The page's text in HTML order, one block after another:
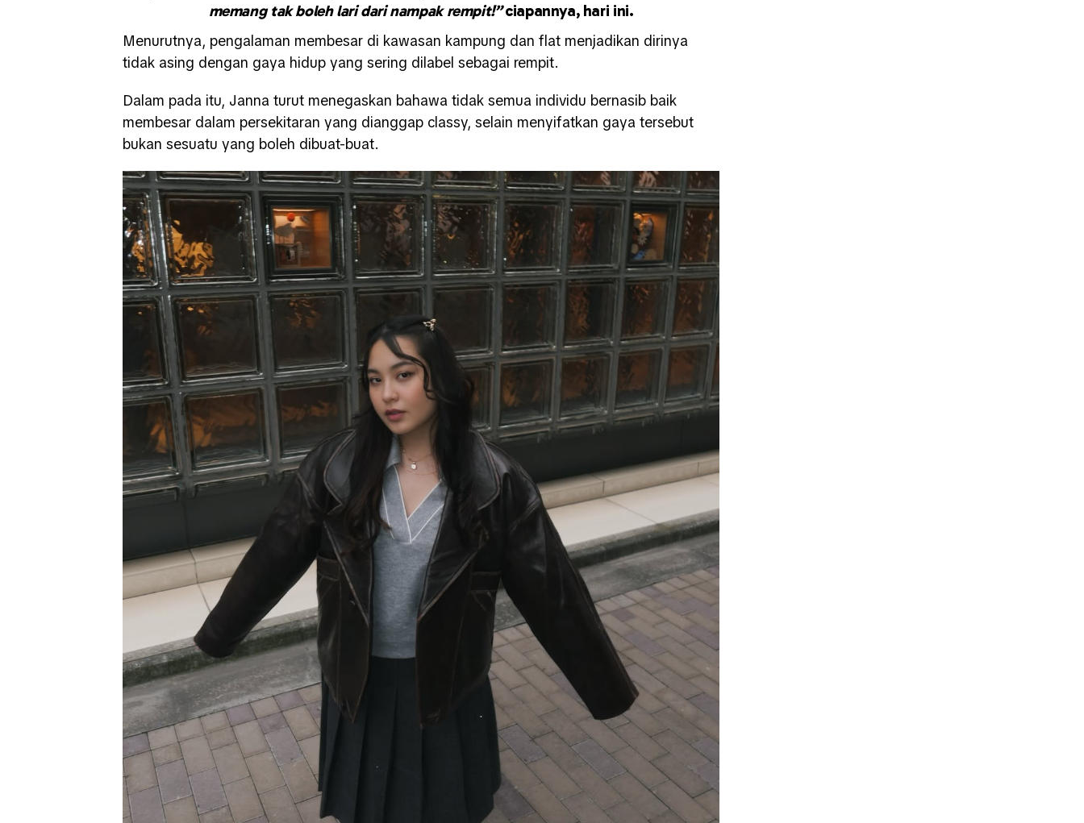
memang tak boleh lari dari nampak rempit!”ciapannya, hari ini.
Menurutnya, pengalaman membesar di kawasan kampung dan flat menjadikan dirinya
tidak asing dengan gaya hidup yang sering dilabel sebagai rempit.
Dalam pada itu, Janna turut menegaskan bahawa tidak semua individu bernasib baik
membesar dalam persekitaran yang dianggap classy, selain menyifatkan gaya tersebut
bukan sesuatu yang boleh dibuat-buat.